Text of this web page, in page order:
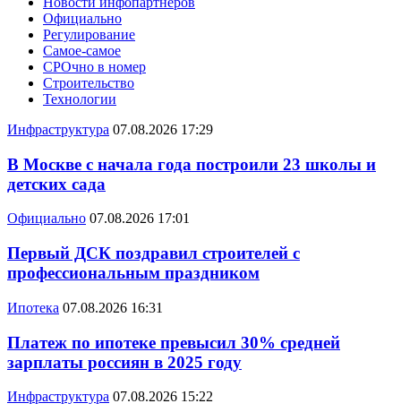
Официально
Регулирование
Самое-самое
СРОчно в номер
Строительство
Технологии
Инфраструктура 07.08.2026 17:29
В Москве с начала года построили 23 школы и
детских сада
Официально 07.08.2026 17:01
Первый ДСК поздравил строителей с
профессиональным праздником
Ипотека 07.08.2026 16:31
Платеж по ипотеке превысил 30% средней
зарплаты россиян в 2025 году
Инфраструктура 07.08.2026 15:22